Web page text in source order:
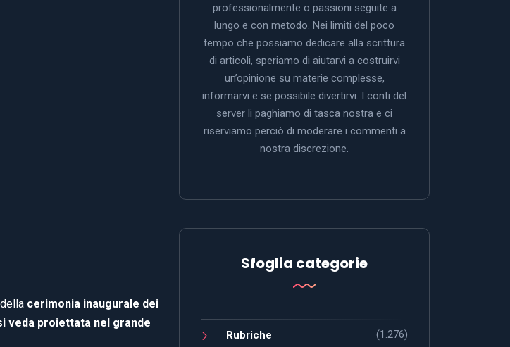
cerimonia inaugurale dei
veda proiettata nel grande
professionalmente o passioni seguite a
lungo e con metodo. Nei limiti del poco
tempo che possiamo dedicare alla scrittura
di articoli, speriamo di aiutarvi a costruirvi
un’opinione su materie complesse,
informarvi e se possibile divertirvi. I conti del
server li paghiamo di tasca nostra e ci
riserviamo perciò di moderare i commenti a
nostra discrezione.
Sfoglia categorie
Rubriche (1.276)